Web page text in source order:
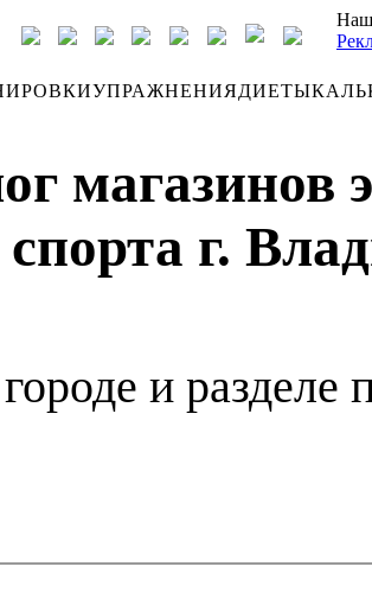
УПРАЖНЕНИЯДИЕТЫ
магазинов
г.
и разделе